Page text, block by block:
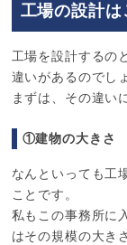
工場の設計は
工場を設計するの
違いがあるのでし
まずは、その違い
①建物の大きさ
なんといっても工
ことです。
私もこの事務所に
はその規模の大き